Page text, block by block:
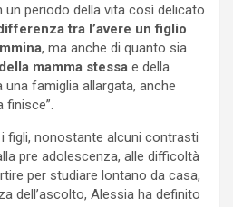
un periodo della vita così delicato
tra l’avere un figlio
, ma anche di quanto sia
mamma stessa e della
una famiglia allargata, anche
finisce”.
figli, nonostante alcuni contrasti
pre adolescenza, alle difficoltà
per studiare lontano da casa,
dell’ascolto, Alessia ha definito